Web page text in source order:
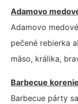
Adamovo
Adamovo
pečené rebierka
mäso, králika,
Barbecue korenie
Barbecue párty